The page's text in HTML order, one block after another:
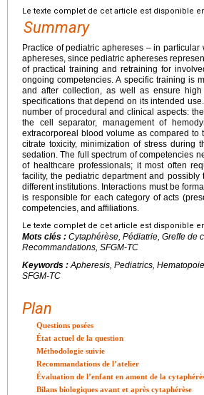
Le texte complet de cet article est disponible
Summary
Practice of pediatric aphereses – in
aphereses, since pediatric aphereses
of practical training and retraining for
ongoing competencies. A specific training is
and after collection, as well as ensure
specifications that depend on its intended
number of procedural and clinical aspects:
the cell separator, management of
extracorporeal blood volume as compared
citrate toxicity, minimization of stress
sedation. The full spectrum of competencies
of healthcare professionals; it most often
facility, the pediatric department and
different institutions. Interactions must be
is responsible for each category of acts
competencies, and affiliations.
Le texte complet de cet article est disponible
Mots clés : Cytaphérèse, Pédiatrie, Greffe de
Recommandations, SFGM-TC
Keywords :Apheresis, Pediatrics,
SFGM-TC
Plan
Questions posées
État actuel de la question
Méthodologie suivie
Recommandations de l’atelier
Évaluation de l’enfant en amont de la
Bilans biologiques avant et après cytaphérèse